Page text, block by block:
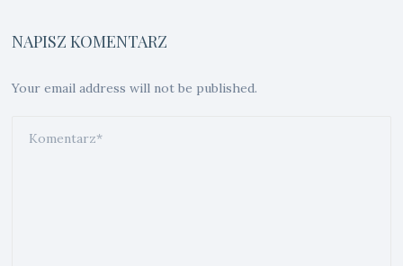
NAPISZ KOMENTARZ
Your email address will not be published.